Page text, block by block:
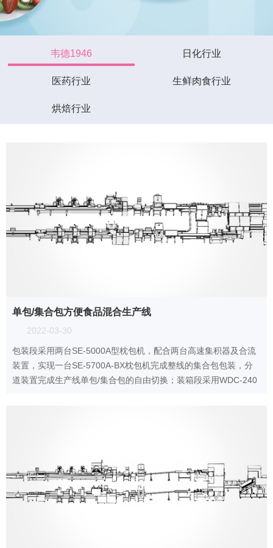
韦德1946 日化行业
医药行业 生鲜肉食行业
烘焙行业
单包/集合包方便食品混合生产线
2022-03-30
包装段采用两台SE-5000A型枕包机，配合两台高速集积器及合流
装置，实现一台SE-5700A-BX枕包机完成整线的集合包包装，分
道装置完成生产线单包/集合包的自由切换；装箱段采用WDC-240